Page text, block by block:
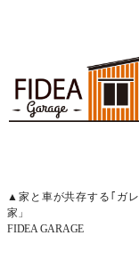
▲家と車が共存する｢ガ
家」
FIDEA GARAGE